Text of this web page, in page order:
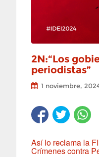
2N:“Los
periodistas”
1 noviembre,
Así lo reclama la
Crímenes contra